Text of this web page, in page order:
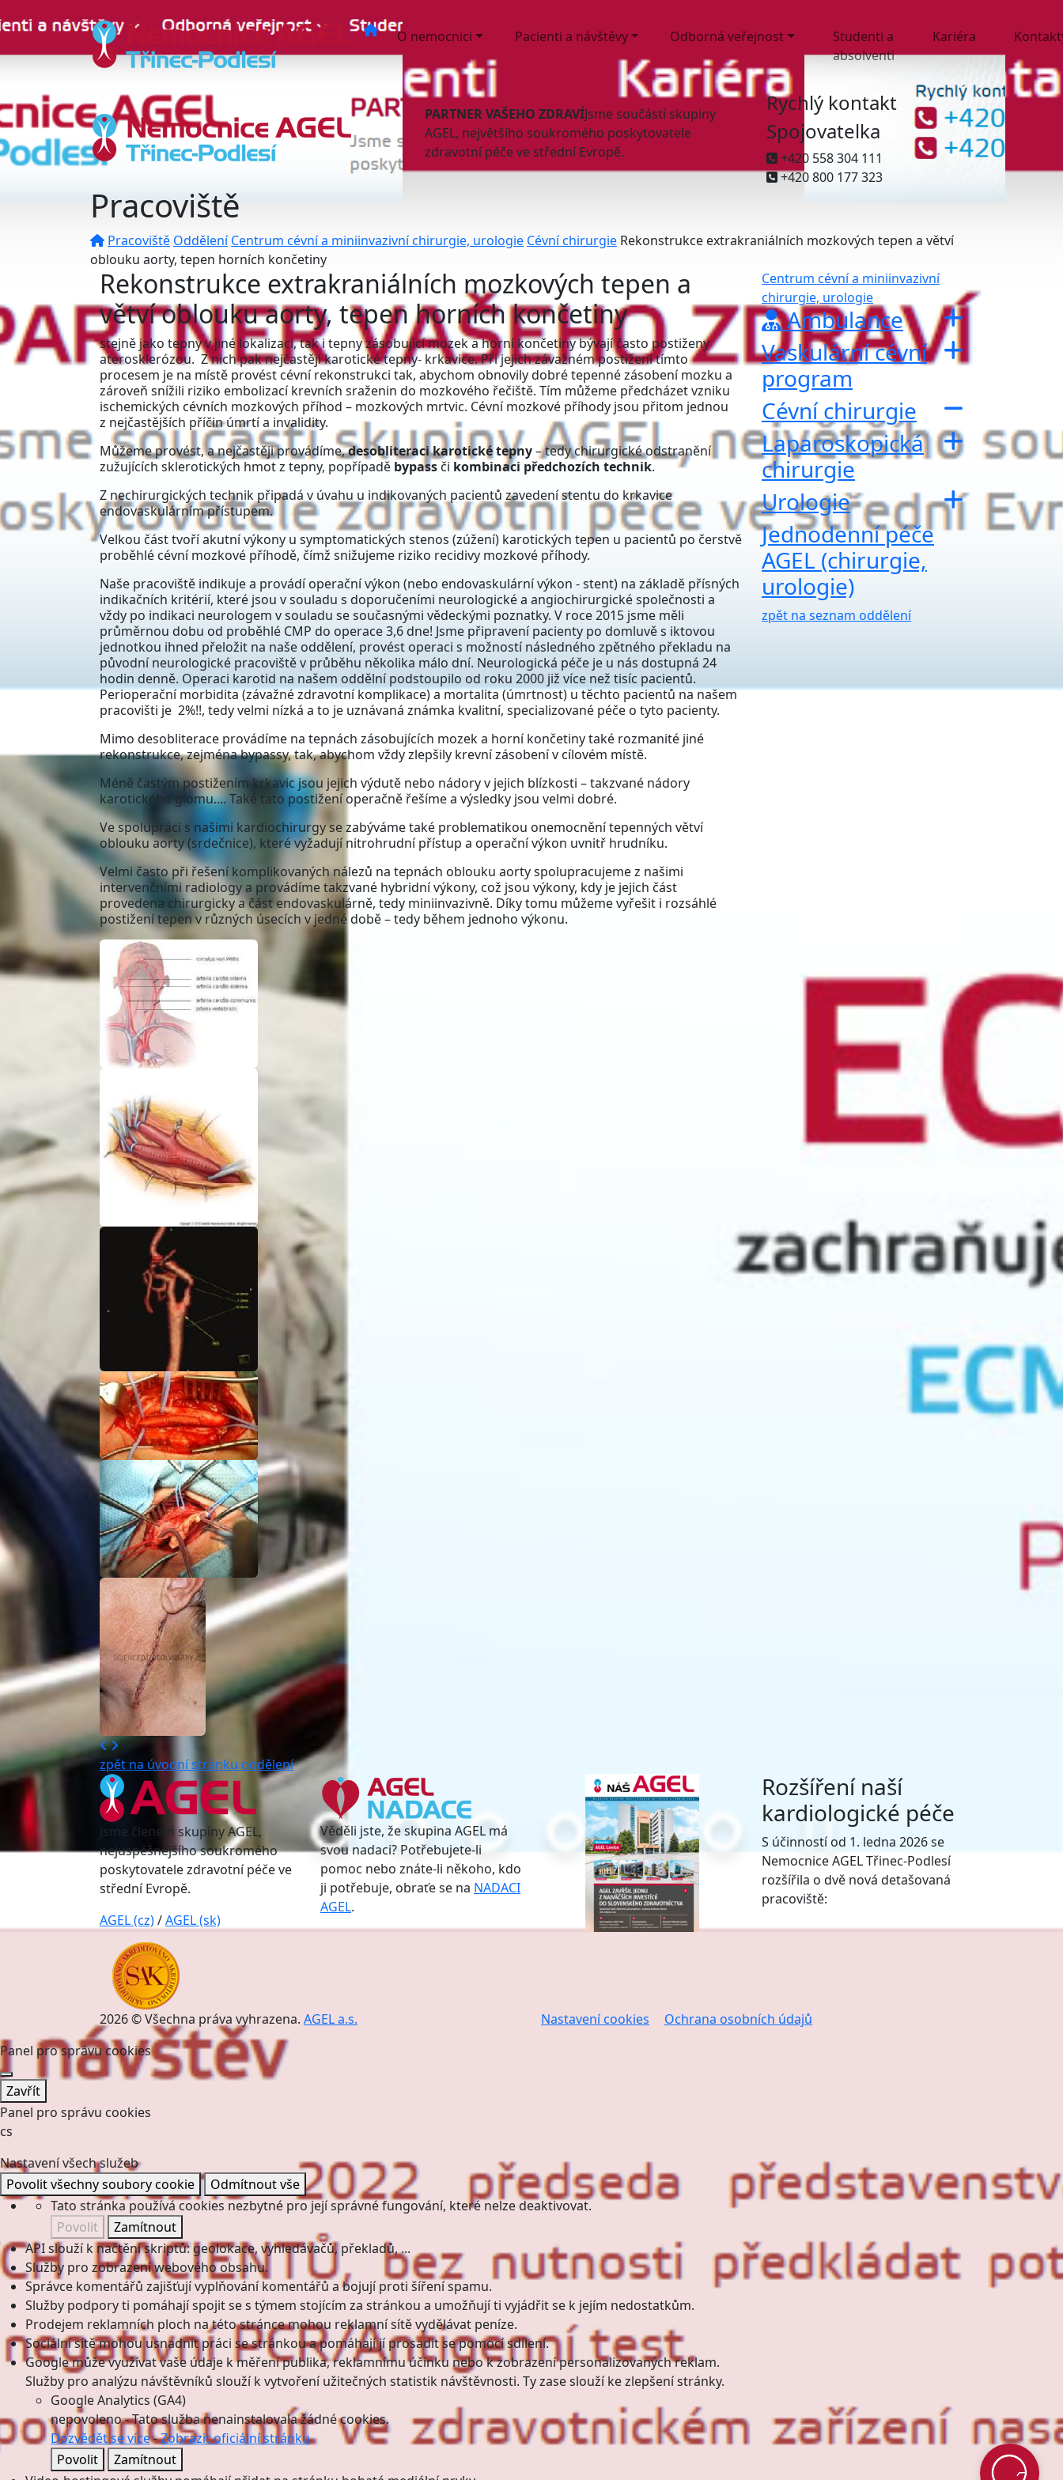
O nemocnici Pacienti a návštěvy Odborná veřejnost
Studenti a
absolventi
Kariéra
PARTNER VAŠEHO ZDRAVÍJsme součástí skupiny
AGEL, největšího soukromého poskytovatele
zdravotní péče ve střední Evropě.
Rychlý kontakt
Spojovatelka
+420 558 304 111
+420 800 177 323
Pracoviště
Pracoviště Oddělení Centrum cévní a miniinvazivní chirurgie, urologie Cévní chirurgie Rekonstrukce extrakraniálních mozkových tepen a větví
oblouku aorty, tepen horních končetiny
Rekonstrukce extrakraniálních mozkových tepen a
větví oblouku aorty, tepen horních končetiny
stejně jako tepny v jiné lokalizaci, tak i tepny zásobující mozek a horní končetiny bývají často postiženy
aterosklerózou. Z nich pak nejčastěji karotické tepny- krkavice. Při jejich závažném postižení tímto
procesem je na místě provést cévní rekonstrukci tak, abychom obnovily dobré tepenné zásobení mozku a
zároveň snížili riziko embolizací krevních sraženin do mozkového řečiště. Tím můžeme předcházet vzniku
ischemických cévních mozkových příhod – mozkových mrtvic. Cévní mozkové příhody jsou přitom jednou
z nejčastějších příčin úmrtí a invalidity.
Můžeme provést, a nejčastěji provádíme,desobliteraci karotické tepny– tedy chirurgické odstranění
zužujících sklerotických hmot z tepny, popřípadě bypassči kombinaci předchozích technik.
Z nechirurgických technik připadá v úvahu u indikovaných pacientů zavedení stentu do krkavice
endovaskulárním přístupem.
Velkou část tvoří akutní výkony u symptomatických stenos (zúžení) karotických tepen u pacientů po čerstvě
proběhlé cévní mozkové příhodě, čímž snižujeme riziko recidivy mozkové příhody.
Naše pracoviště indikuje a provádí operační výkon (nebo endovaskulární výkon - stent) na základě přísných
indikačních kritérií, které jsou v souladu s doporučeními neurologické a angiochirurgické společnosti a
vždy po indikaci neurologem v souladu se současnými vědeckými poznatky. V roce 2015 jsme měli
průměrnou dobu od proběhlé CMP do operace 3,6 dne! Jsme připravení pacienty po domluvě s iktovou
jednotkou ihned přeložit na naše oddělení, provést operaci s možností následného zpětného překladu na
původní neurologické pracoviště v průběhu několika málo dní. Neurologická péče je u nás dostupná 24
hodin denně. Operaci karotid na našem oddělní podstoupilo od roku 2000 již více než tisíc pacientů.
Perioperační morbidita (závažné zdravotní komplikace) a mortalita (úmrtnost) u těchto pacientů na našem
pracovišti je 2%!!, tedy velmi nízká a to je uznávaná známka kvalitní, specializované péče o tyto pacienty.
Mimo desobliterace provádíme na tepnách zásobujících mozek a horní končetiny také rozmanité jiné
rekonstrukce, zejména bypassy, tak, abychom vždy zlepšily krevní zásobení v cílovém místě.
Méně častým postižením krkavic jsou jejich výdutě nebo nádory v jejich blízkosti – takzvané nádory
karotického glomu.... Také tato postižení operačně řešíme a výsledky jsou velmi dobré.
Ve spolupráci s našimi kardiochirurgy se zabýváme také problematikou onemocnění tepenných větví
oblouku aorty (srdečnice), které vyžadují nitrohrudní přístup a operační výkon uvnitř hrudníku.
Velmi často při řešení komplikovaných nálezů na tepnách oblouku aorty spolupracujeme z našimi
intervenčními radiology a provádíme takzvané hybridní výkony, což jsou výkony, kdy je jejich část
provedena chirurgicky a část endovaskulárně, tedy miniinvazivně. Díky tomu můžeme vyřešit i rozsáhlé
postižení tepen v různých úsecích v jedné době – tedy během jednoho výkonu.
zpět na úvodní stránku oddělení
Centrum cévní a miniinvazivní
chirurgie, urologie
Ambulance
Vaskulární cévní
program
Cévní chirurgie
Laparoskopická
chirurgie
Urologie
Jednodenní péče
AGEL (chirurgie,
urologie)
zpět na seznam oddělení
Jsme členem skupiny AGEL,
nejúspěšnějšího soukromého
poskytovatele zdravotní péče ve
střední Evropě.
AGEL (cz)/AGEL (sk)
Věděli jste, že skupina AGEL má
svou nadaci? Potřebujete-li
pomoc nebo znáte-li někoho, kdo
ji potřebuje, obraťe se na NADACI
AGEL.
Rozšíření naší
kardiologické péče
S účinností od 1. ledna 2026 se
Nemocnice AGEL Třinec-Podlesí
rozšířila o dvě nová detašovaná
pracoviště:
2026 © Všechna práva vyhrazena. AGEL a.s. Nastavení cookies
Ochrana osobních údajů
Panel pro správu cookies
Zavřít
Panel pro správu cookies
cs
Nastavení všech služeb
Povolit všechny soubory cookie
Odmítnout vše
Tato stránka používá cookies nezbytné pro její správné fungování, které nelze deaktivovat.
Povolit
Zamítnout
API slouží k načtění skriptů: geolokace, vyhledávačů, překladů, ...
Služby pro zobrazení webového obsahu.
Správce komentářů zajišťují vyplňování komentářů a bojují proti šíření spamu.
Služby podpory ti pomáhají spojit se s týmem stojícím za stránkou a umožňují ti vyjádřit se k jejím nedostatkům.
Prodejem reklamních ploch na této stránce mohou reklamní sítě vydělávat peníze.
Sociální sítě mohou usnadnit práci se stránkou a pomáhají jí prosadit se pomocí sdílení.
Google může využívat vaše údaje k měření publika, reklamnímu účinku nebo k zobrazení personalizovaných reklam.
Služby pro analýzu návštěvníků slouží k vytvoření užitečných statistik návštěvnosti. Ty zase slouží ke zlepšení stránky.
Google Analytics (GA4)
nepovoleno-Tato služba nenainstalovala žádné cookies.
Dozvědět se více-Zobrazit oficiální stránku
Povolit
Zamítnout